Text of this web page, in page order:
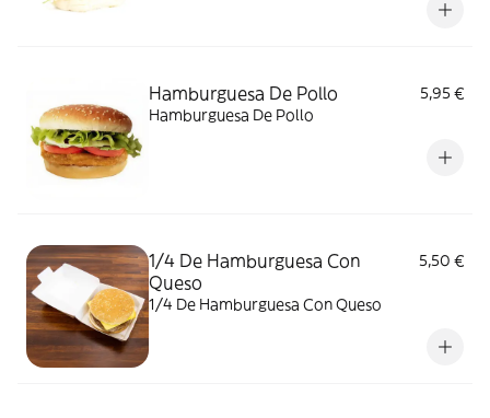
Hamburguesa De Pollo
5,95 €
Hamburguesa De Pollo
1/4 De Hamburguesa Con
Queso
5,50 €
1/4 De Hamburguesa Con Queso